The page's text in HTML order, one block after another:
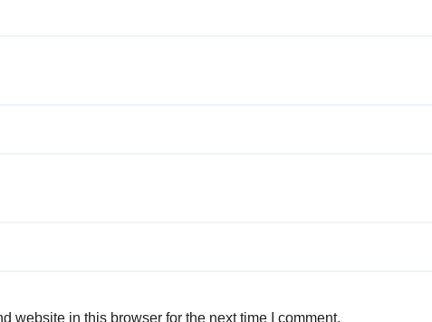
website in this browser for the next time I comment.